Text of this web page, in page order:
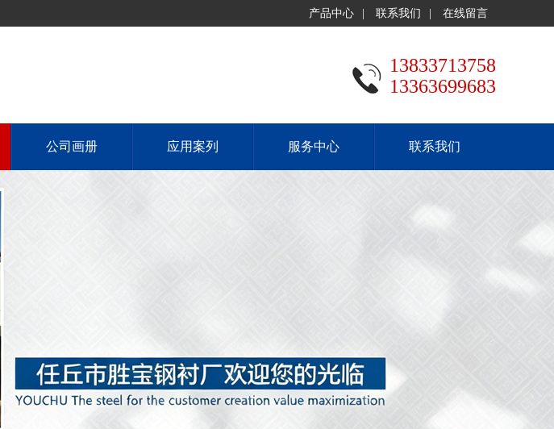
产品中心 联系我们 在线留言
13833713758
13363699683
公司画册 应用案列 服务中心 联系我们